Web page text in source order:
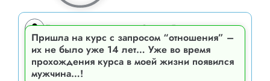
Елена, ученица курса Сатори-Графика
Пришла на курс с запросом “отношения” –
их не было уже 14 лет… Уже во время
прохождения курса в моей жизни появился
мужчина…!